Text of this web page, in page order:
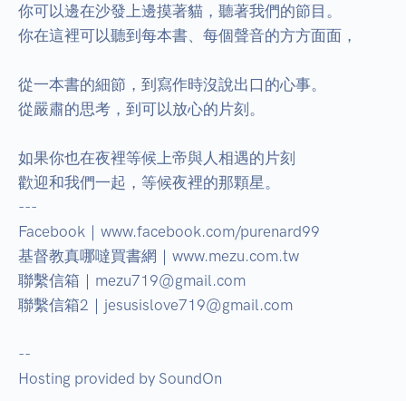
你可以邊在沙發上邊摸著貓，聽著我們的節目。
你在這裡可以聽到每本書、每個聲音的方方面面，
從一本書的細節，到寫作時沒說出口的心事。
從嚴肅的思考，到可以放心的片刻。
如果你也在夜裡等候上帝與人相遇的片刻
歡迎和我們一起，等候夜裡的那顆星。
---
Facebook｜www.facebook.com/purenard99
基督教真哪噠買書網｜www.mezu.com.tw
聯繫信箱｜mezu719@gmail.com
聯繫信箱2｜jesusislove719@gmail.com
--
Hosting provided by SoundOn